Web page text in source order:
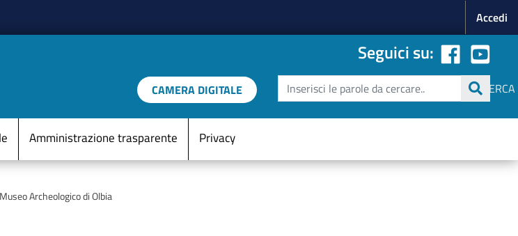
Accedi
Seguici su:
CAMERA DIGITALE Cerca
CERCA
Menu Statico
Amministrazione trasparente Privacy
Archeologico di Olbia